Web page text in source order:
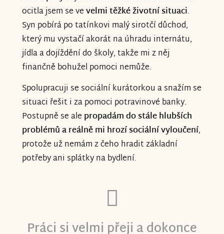
ocitla jsem se vevelmi těžké životní situaci.
Syn pobírá po tatínkovi malý sirotčí důchod,
který mu vystačí akorát na úhradu internátu,
jídla a dojíždění do školy, takže mi z něj
finančně bohužel pomoci nemůže.
Spolupracuji se sociální kurátorkou a snažím se
situaci řešit i za pomoci potravinové banky.
Postupně se ale propadám do stále hlubších
problémů a reálně mi hrozí sociální vyloučení,
protože už nemám z čeho hradit základní
potřeby ani splátky na bydlení.
Práci si velmi přeji a dokonce